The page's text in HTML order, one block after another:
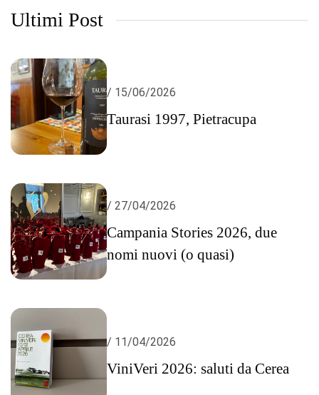
Ultimi Post
/ 15/06/2026
Taurasi 1997, Pietracupa
/ 27/04/2026
Campania Stories 2026, due
nomi nuovi (o quasi)
/ 11/04/2026
ViniVeri 2026: saluti da Cerea